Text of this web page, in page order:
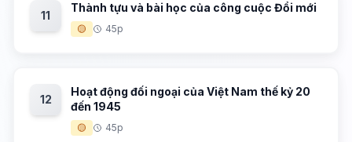
11
Thành tựu và bài học của công cuộc Đổi mới
🟡 45p
12
Hoạt động đối ngoại của Việt Nam thế kỷ 20
đến 1945
🟡 45p